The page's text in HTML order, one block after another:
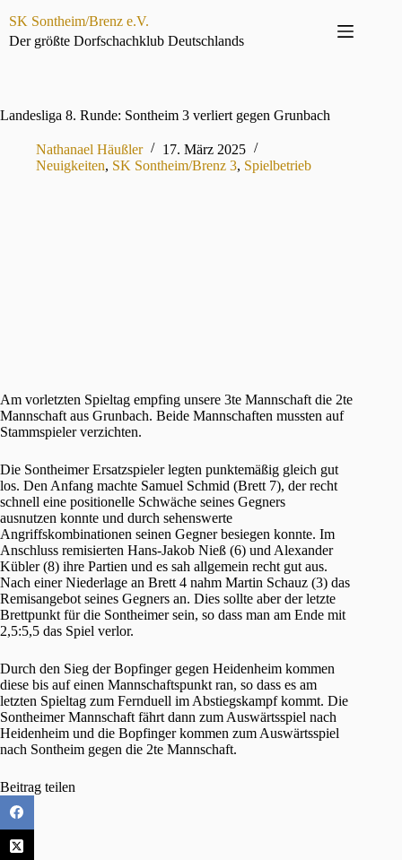
Inhalt
springen
SK Sontheim/Brenz e.V.
Der größte Dorfschachklub Deutschlands
Landesliga 8. Runde: Sontheim 3 verliert gegen Grunbach
Nathanael Häußler
17. März 2025
Neuigkeiten, SK Sontheim/Brenz 3, Spielbetrieb
Am vorletzten Spieltag empfing unsere 3te Mannschaft die 2te
Mannschaft aus Grunbach. Beide Mannschaften mussten auf
Stammspieler verzichten.
Die Sontheimer Ersatzspieler legten punktemäßig gleich gut
los. Den Anfang machte Samuel Schmid (Brett 7), der recht
schnell eine positionelle Schwäche seines Gegners
ausnutzen konnte und durch sehenswerte
Angriffskombinationen seinen Gegner besiegen konnte. Im
Anschluss remisierten Hans-Jakob Nieß (6) und Alexander
Kübler (8) ihre Partien und es sah allgemein recht gut aus.
Nach einer Niederlage an Brett 4 nahm Martin Schauz (3) das
Remisangebot seines Gegners an. Dies sollte aber der letzte
Brettpunkt für die Sontheimer sein, so dass man am Ende mit
2,5:5,5 das Spiel verlor.
Durch den Sieg der Bopfinger gegen Heidenheim kommen
diese bis auf einen Mannschaftspunkt ran, so dass es am
letzten Spieltag zum Fernduell im Abstiegskampf kommt. Die
Sontheimer Mannschaft fährt dann zum Auswärtsspiel nach
Heidenheim und die Bopfinger kommen zum Auswärtsspiel
nach Sontheim gegen die 2te Mannschaft.
Beitrag teilen